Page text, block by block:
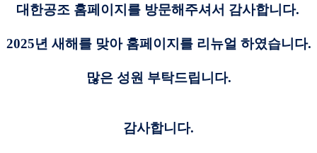
대한공조 홈페이지를 방문해주셔서 감사합니다.
2025년 새해를 맞아 홈페이지를 리뉴얼 하였습니다.
많은 성원 부탁드립니다.
감사합니다.